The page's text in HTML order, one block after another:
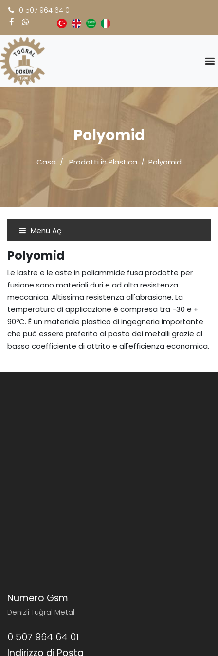
0 507 964 64 01
Polyomid
Casa Prodotti in Plastica Polyomid
Menü Aç
Polyomid
Le lastre e le aste in poliammide fusa prodotte per
fusione sono materiali duri e ad alta resistenza
meccanica. Altissima resistenza all'abrasione. La
temperatura di applicazione è compresa tra -30 e +
90ºC. È un materiale plastico di ingegneria importante
che può essere preferito al posto dei metalli grazie al
basso coefficiente di attrito e all'efficienza economica.
Numero Gsm
Denizli Tuğral Metal
0 507 964 64 01
Indirizzo di Posta